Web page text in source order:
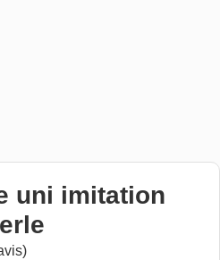
uni imitation